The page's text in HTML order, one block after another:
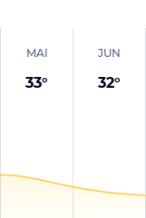
MAI
33°
JUN
32°